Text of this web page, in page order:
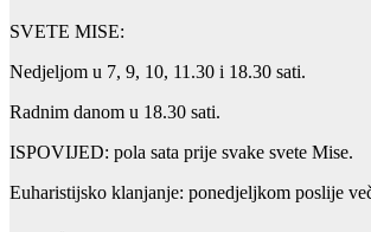
SVETE MISE:
Nedjeljom u 7, 9, 10, 11.30 i 18.30 sati.
Radnim danom u 18.30 sati.
ISPOVIJED: pola sata prije svake svete Mise.
Euharistijsko klanjanje: ponedjeljkom poslije